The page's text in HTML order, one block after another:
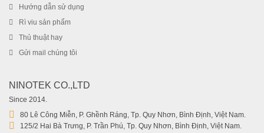
Hướng dẫn sử dụng
Rì viu sản phẩm
Thủ thuật hay
Gửi mail chúng tôi
NINOTEK CO.,LTD
Since 2014.
80 Lê Công Miễn, P. Ghềnh Ráng, Tp. Quy Nhơn, Bình Định, Việt Nam.
125/2 Hai Bà Trưng, P. Trần Phú, Tp. Quy Nhơn, Bình Định, Việt Nam.